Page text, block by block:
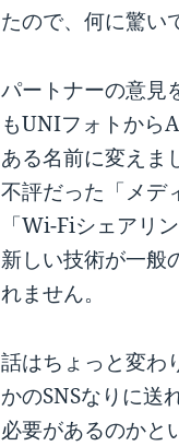
たので、何に驚い
パートナーの意見
もUNIフォトから
ある名前に変えま
不評だった「メデ
「Wi-Fiシェアリ
新しい技術が一般
れません。
話はちょっと変わ
かのSNSなりに送
必要があるのかと